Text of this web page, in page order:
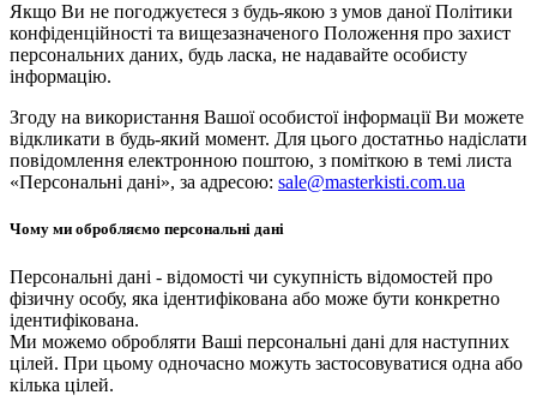
Якщо Ви не погоджуєтеся з будь-якою з умов даної Політики
конфіденційності та вищезазначеного Положення про захист
персональних даних, будь ласка, не надавайте особисту
інформацію.
Згоду на використання Вашої особистої інформації Ви можете
відкликати в будь-який момент. Для цього достатньо надіслати
повідомлення електронною поштою, з поміткою в темі листа
«Персональні дані», за адресою: sale@masterkisti.com.ua
Чому ми обробляємо персональні дані
Персональні дані - відомості чи сукупність відомостей про
фізичну особу, яка ідентифікована або може бути конкретно
ідентифікована.
Ми можемо обробляти Ваші персональні дані для наступних
цілей. При цьому одночасно можуть застосовуватися одна або
кілька цілей.